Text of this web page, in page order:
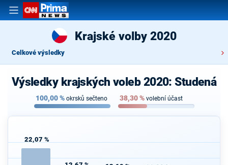
Krajské volby 2020
Celkové výsledky
Výsledky krajských voleb 2020: Studená
100,00% okrsků sečteno 38,30% volební účast
22,07 %